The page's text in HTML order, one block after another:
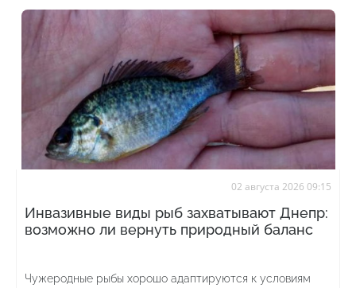
02 августа 2026 09:15
Инвазивные виды рыб захватывают Днепр:
возможно ли вернуть природный баланс
Чужеродные рыбы хорошо адаптируются к условиям